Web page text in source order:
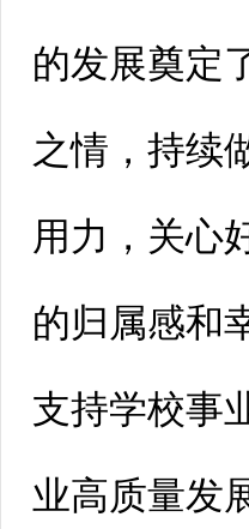
的发展奠定
之情，持续
用力，关心
的归属感和
支持学校事
业高质量发